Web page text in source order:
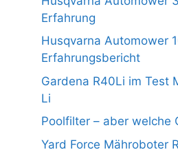
Erfahrung
Husqvarna Automower
Erfahrungsbericht
Gardena R40Li im Test
Li
Poolfilter – aber welche
Yard Force Mähroboter